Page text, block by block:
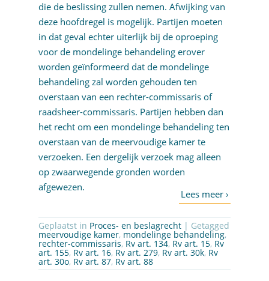
die de beslissing zullen nemen. Afwijking van
deze hoofdregel is mogelijk. Partijen moeten
in dat geval echter uiterlijk bij de oproeping
voor de mondelinge behandeling erover
worden geïnformeerd dat de mondelinge
behandeling zal worden gehouden ten
overstaan van een rechter-commissaris of
raadsheer-commissaris. Partijen hebben dan
het recht om een mondelinge behandeling ten
overstaan van de meervoudige kamer te
verzoeken. Een dergelijk verzoek mag alleen
op zwaarwegende gronden worden
afgewezen.
Geplaatst in Proces- en beslagrecht | Getagged
meervoudige kamer, mondelinge behandeling,
rechter-commissaris, Rv art. 134, Rv art. 15, Rv
art. 155, Rv art. 16, Rv art. 279, Rv art. 30k, Rv
art. 30o, Rv art. 87, Rv art. 88